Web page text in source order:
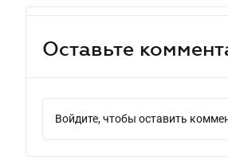
Оставьте
Войдите, чтобы оставить